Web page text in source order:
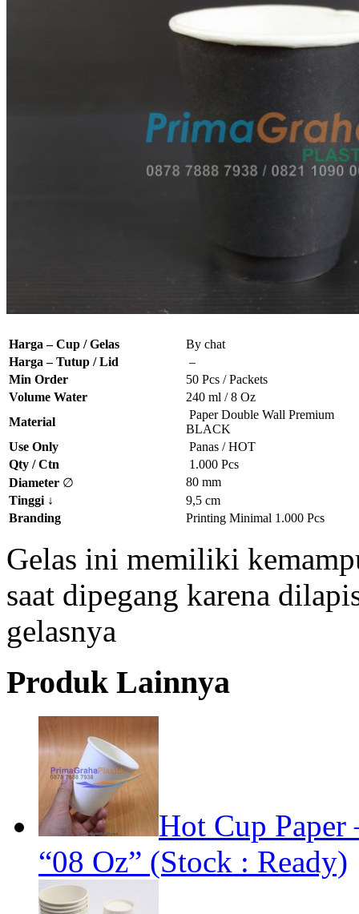
Harga – Cup / Gelas
By chat
Harga – Tutup / Lid
–
Min Order
50 Pcs / Packets
Volume Water
240 ml / 8 Oz
Material
Paper Double Wall Premium
BLACK
Use Only
Panas / HOT
Qty / Ctn
1.000 Pcs
Diameter ∅
80 mm
Tinggi ↓
9,5 cm
Branding
Printing Minimal 1.000 Pcs
Gelas ini memiliki
saat dipegang karena
gelasnya
Produk Lainnya
Hot Cup Paper
“08 Oz” (Stock : Ready)